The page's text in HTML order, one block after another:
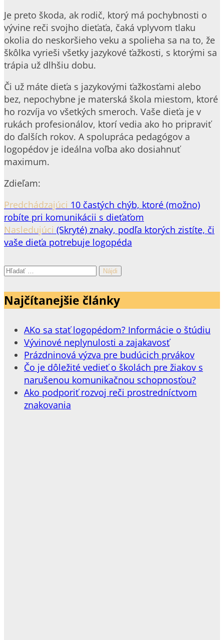
Je preto škoda, ak rodič, ktorý má pochybnosti o
vývine reči svojho dieťaťa, čaká vplyvom tlaku
okolia do neskoršieho veku a spolieha sa na to, že
škôlka vyrieši všetky jazykové ťažkosti, s ktorými sa
trápia už dlhšiu dobu.
Či už máte dieťa s jazykovými ťažkosťami alebo
bez, nepochybne je materská škola miestom, ktoré
ho rozvíja vo všetkých smeroch. Vaše dieťa je v
rukách profesionálov, ktorí vedia ako ho pripraviť
do ďalších rokov. A spolupráca pedagógov a
logopédov je ideálna voľba ako dosiahnuť
maximum.
Zdieľam:
Predchádzajúci 10 častých chýb, ktoré (možno)
robíte pri komunikácii s dieťaťom
Nasledujúci (Skryté) znaky, podľa ktorých zistíte, či
vaše dieťa potrebuje logopéda
Hľadať:
Najčítanejšie články
AKo sa stať logopédom? Informácie o štúdiu
Vývinové neplynulosti a zajakavosť
Prázdninová výzva pre budúcich prvákov
Čo je dôležité vedieť o školách pre žiakov s
narušenou komunikačnou schopnosťou?
Ako podporiť rozvoj reči prostredníctvom
znakovania